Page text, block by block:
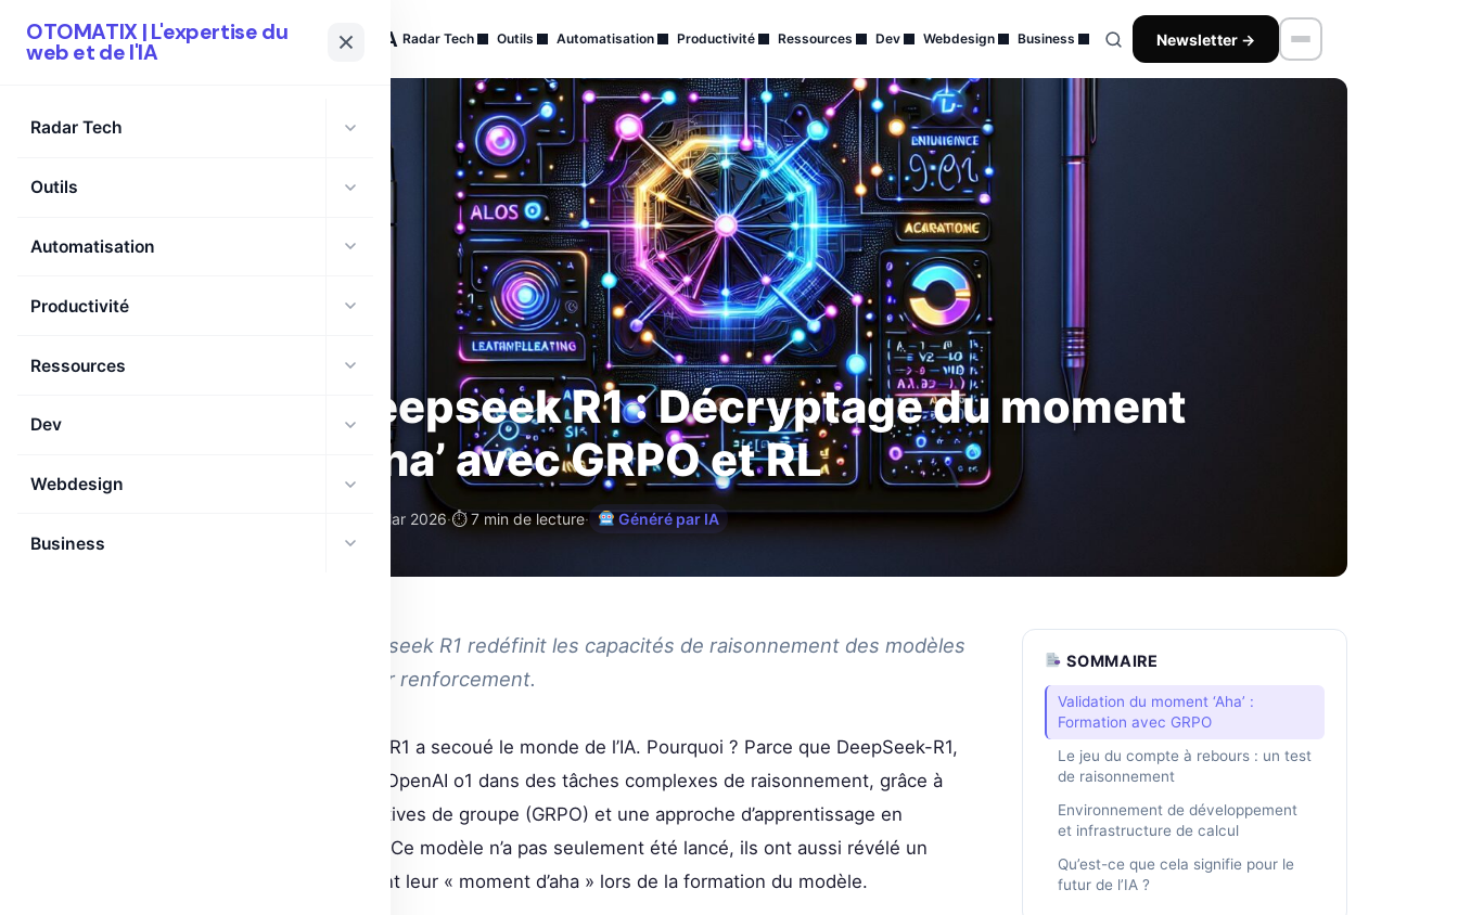
OTOMATIX| L'expertise du web et de l'IA Radar Tech Outils Automatisation Productivité Ressources Dev Webdesign Business Newsletter →
OTOMATIX | L'expertise du
web et de l'IA
Radar Tech
Outils
Automatisation
Productivité
Ressources
Dev
Webdesign
Business
Deepseek R1 : Décryptage du moment
‘Aha’ avec GRPO et RL
🗓 25 Mar 2026·⏱ 7 min de lecture· Généré par IA
Découvrez comment Deepseek R1 redéfinit les capacités de raisonnement des modèles
RL avec l'apprentissage par renforcement.
L’annonce du modèle Deepseek R1 a secoué le monde de l’IA. Pourquoi ? Parce que DeepSeek-R1,
un modèle ouvert, rivalise avec OpenAI o1 dans des tâches complexes de raisonnement, grâce à
l’optimisation des politiques relatives de groupe (GRPO) et une approche d’apprentissage en
plusieurs étapes axée sur le RL. Ce modèle n’a pas seulement été lancé, ils ont aussi révélé un
document de recherche détaillant leur « moment d’aha » lors de la formation du modèle.
SOMMAIRE
Validation du moment ‘Aha’ :
Formation avec GRPO
Le jeu du compte à rebours : un test
de raisonnement
Environnement de développement
et infrastructure de calcul
Qu’est-ce que cela signifie pour le
futur de l’IA ?